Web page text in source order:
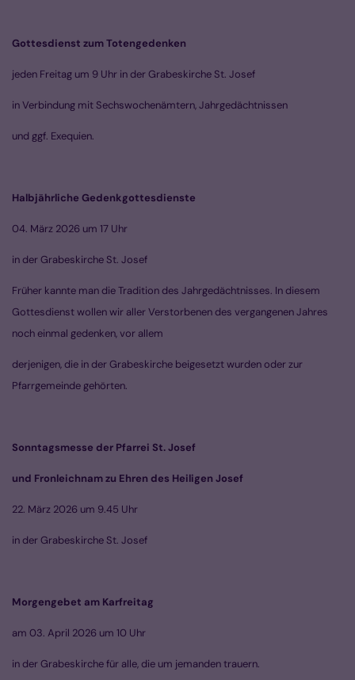
Gottesdienst zum Totengedenken
jeden Freitag um 9 Uhr in der Grabeskirche St. Josef
in Verbindung mit Sechswochenämtern, Jahrgedächtnissen
und ggf. Exequien.
Halbjährliche Gedenkgottesdienste
04. März 2026 um 17 Uhr
in der Grabeskirche St. Josef
Früher kannte man die Tradition des Jahrgedächtnisses. In diesem
Gottesdienst wollen wir aller Verstorbenen des vergangenen Jahres
noch einmal gedenken, vor allem
derjenigen, die in der Grabeskirche beigesetzt wurden oder zur
Pfarrgemeinde gehörten.
Sonntagsmesse der Pfarrei St. Josef
und Fronleichnam zu Ehren des Heiligen Josef
22. März 2026 um 9.45 Uhr
in der Grabeskirche St. Josef
Morgengebet am Karfreitag
am 03. April 2026 um 10 Uhr
in der Grabeskirche für alle, die um jemanden trauern.